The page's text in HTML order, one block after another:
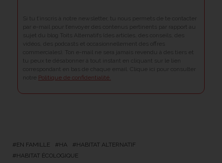
Si tu t’inscris à notre newsletter, tu nous permets de te contacter
par e-mail pour t’envoyer des contenus pertinents par rapport au
sujet du blog Toits Alternatifs (des articles, des conseils, des
vidéos, des podcasts et occasionnellement des offres
commerciales). Ton e-mail ne sera jamais revendu à des tiers et
tu peux te désabonner à tout instant en cliquant sur le lien
correspondant en bas de chaque email. Clique ici pour consulter
notre Politique de confidentialité.
EN FAMILLE HA
HABITAT ALTERNATIF
HABITAT ÉCOLOGIQUE